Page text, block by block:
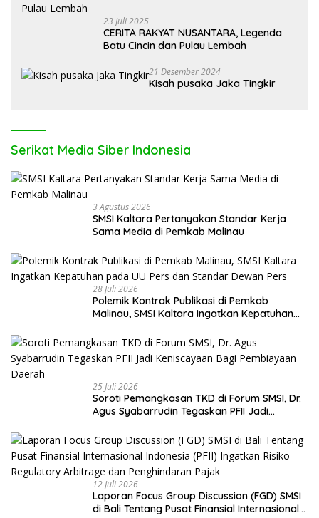
23 Juli 2025
CERITA RAKYAT NUSANTARA, Legenda
Batu Cincin dan Pulau Lembah
21 Desember 2024
Kisah pusaka Jaka Tingkir
Serikat Media Siber Indonesia
3 Agustus 2026
SMSI Kaltara Pertanyakan Standar Kerja
Sama Media di Pemkab Malinau
28 Juli 2026
Polemik Kontrak Publikasi di Pemkab
Malinau, SMSI Kaltara Ingatkan Kepatuhan
25 Juli 2026
Soroti Pemangkasan TKD di Forum SMSI, Dr.
Agus Syabarrudin Tegaskan PFII Jadi
12 Juli 2026
Laporan Focus Group Discussion (FGD) SMSI
di Bali Tentang Pusat Finansial Internasional